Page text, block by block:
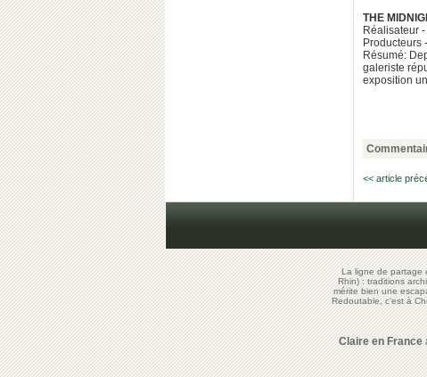
THE
Réalisateur
Producteurs
Résumé:
galeriste
exposition
<< article
La ligne de partage
Rhin) : traditions
mérite bien une
Redoutable, c'est à
Claire en France